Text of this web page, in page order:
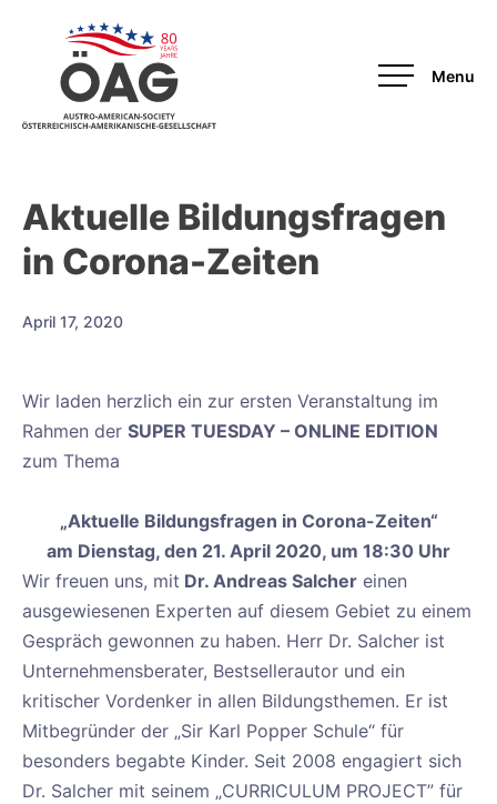
Aktuelle Bildungsfragen
in Corona-Zeiten
April 17, 2020
Wir laden herzlich ein zur ersten Veranstaltung im
Rahmen der SUPER TUESDAY – ONLINE EDITION
zum Thema
„Aktuelle Bildungsfragen in Corona-Zeiten“
am Dienstag, den 21. April 2020, um 18:30 Uhr
Wir freuen uns, mit Dr. Andreas Salcher einen
ausgewiesenen Experten auf diesem Gebiet zu einem
Gespräch gewonnen zu haben. Herr Dr. Salcher ist
Unternehmensberater, Bestsellerautor und ein
kritischer Vordenker in allen Bildungsthemen. Er ist
Mitbegründer der „Sir Karl Popper Schule“ für
besonders begabte Kinder. Seit 2008 engagiert sich
Dr. Salcher mit seinem „CURRICULUM PROJECT” für